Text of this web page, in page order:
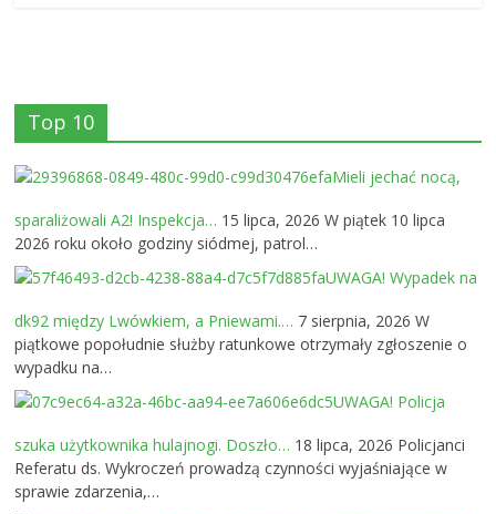
Top 10
Mieli jechać nocą,
sparaliżowali A2! Inspekcja… 15 lipca, 2026 W piątek 10 lipca
2026 roku około godziny siódmej, patrol…
UWAGA! Wypadek na
dk92 między Lwówkiem, a Pniewami.… 7 sierpnia, 2026 W
piątkowe popołudnie służby ratunkowe otrzymały zgłoszenie o
wypadku na…
UWAGA! Policja
szuka użytkownika hulajnogi. Doszło… 18 lipca, 2026 Policjanci
Referatu ds. Wykroczeń prowadzą czynności wyjaśniające w
sprawie zdarzenia,…